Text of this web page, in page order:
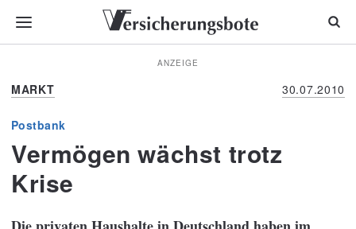
ANZEIGE
MARKT 30.07.2010
Postbank
Vermögen wächst trotz
Krise